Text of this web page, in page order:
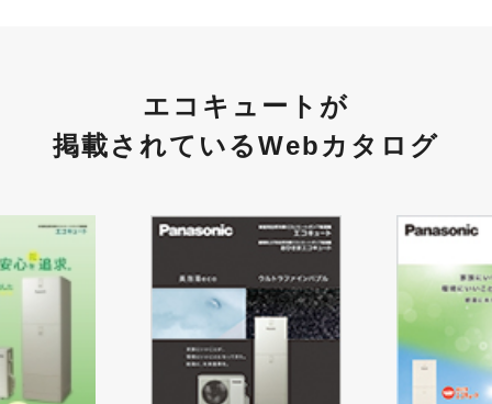
エコキュートが
掲載されているWebカタログ